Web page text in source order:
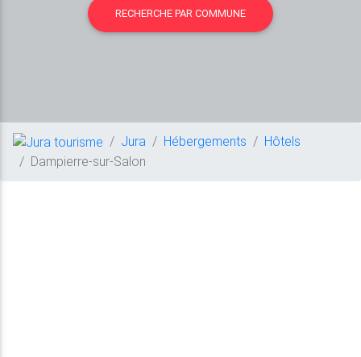
RECHERCHE PAR COMMUNE
Jura Hébergements
Hôtels
Dampierre-sur-Salon